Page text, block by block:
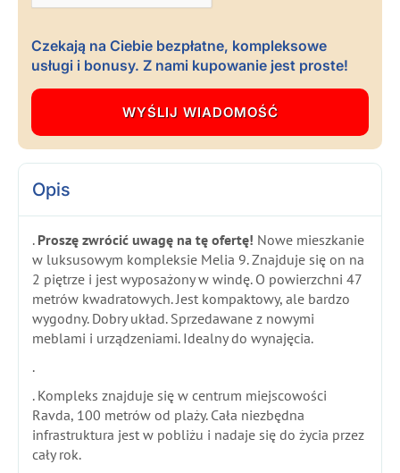
Czekają na Ciebie bezpłatne, kompleksowe
usługi i bonusy. Z nami kupowanie jest proste!
Opis
. Proszę zwrócić uwagę na tę ofertę! Nowe mieszkanie
w luksusowym kompleksie Melia 9. Znajduje się on na
2 piętrze i jest wyposażony w windę. O powierzchni 47
metrów kwadratowych. Jest kompaktowy, ale bardzo
wygodny. Dobry układ. Sprzedawane z nowymi
meblami i urządzeniami. Idealny do wynajęcia.
.
. Kompleks znajduje się w centrum miejscowości
Ravda, 100 metrów od plaży. Cała niezbędna
infrastruktura jest w pobliżu i nadaje się do życia przez
cały rok.